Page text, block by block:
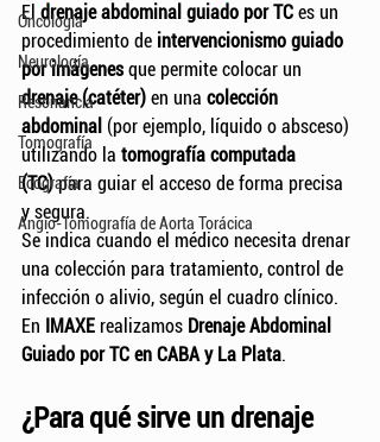
Oncología
Neurología
Resonancia
Tomografía
Ecografía
Angio-Tomografía de Aorta Torácica
El drenaje abdominal guiado por TC es un
procedimiento de intervencionismo guiado
por imágenes que permite colocar un
drenaje (catéter) en una colección
abdominal (por ejemplo, líquido o absceso)
utilizando la tomografía computada
(TC) para guiar el acceso de forma precisa
y segura.
Se indica cuando el médico necesita drenar
una colección para tratamiento, control de
infección o alivio, según el cuadro clínico.
En IMAXE realizamos Drenaje Abdominal
Guiado por TC en CABA y La Plata.
¿Para qué sirve un drenaje